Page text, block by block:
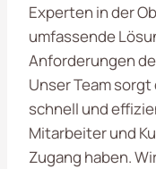
Experten in der
umfassende
Anforderungen
Unser Team
schnell und
Mitarbeiter und
Zugang haben.